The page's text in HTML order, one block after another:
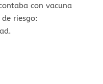
con vacuna
riesgo: